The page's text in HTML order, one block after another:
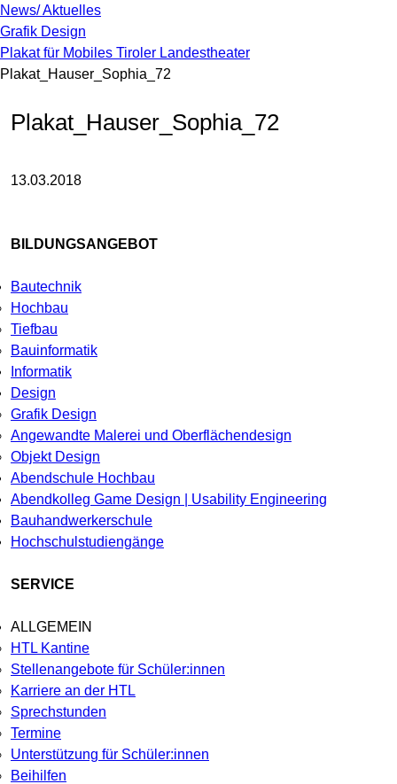
News/ Aktuelles
Grafik Design
Plakat für Mobiles Tiroler Landestheater
Plakat_Hauser_Sophia_72
Plakat_Hauser_Sophia_72
13.03.2018
BILDUNGSANGEBOT
Bautechnik
Hochbau
Tiefbau
Bauinformatik
Informatik
Design
Grafik Design
Angewandte Malerei und Oberflächendesign
Objekt Design
Abendschule Hochbau
Abendkolleg Game Design | Usability Engineering
Bauhandwerkerschule
Hochschulstudiengänge
SERVICE
ALLGEMEIN
HTL Kantine
Stellenangebote für Schüler:innen
Karriere an der HTL
Sprechstunden
Termine
Unterstützung für Schüler:innen
Beihilfen